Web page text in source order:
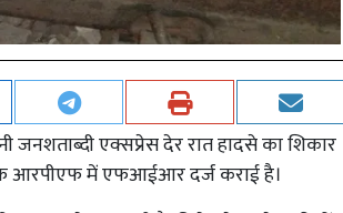
जनशताब्दी एक्सप्रेस देर रात हादसे का शिकार
आरपीएफ में एफआईआर दर्ज कराई है।